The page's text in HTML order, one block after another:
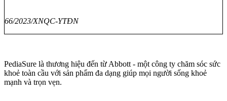
66/2023/XNQC-YTĐN
PediaSure là thương hiệu đến từ Abbott - một công ty chăm sóc sức
khoẻ toàn cầu với sản phẩm đa dạng giúp mọi người sống khoẻ
mạnh và trọn vẹn.